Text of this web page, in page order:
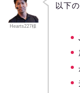
Hearts227様
以下